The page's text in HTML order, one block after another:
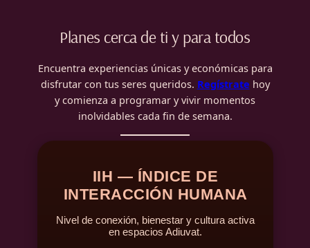
Planes cerca de ti y para todos
Encuentra experiencias únicas y económicas para
disfrutar con tus seres queridos. Regístrate hoy
y comienza a programar y vivir momentos
inolvidables cada fin de semana.